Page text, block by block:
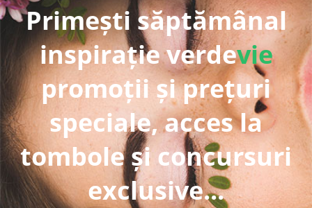
Primești săptămânal
inspirație verdevie
promoții și prețuri
speciale, acces la
tombole și concursuri
exclusive...